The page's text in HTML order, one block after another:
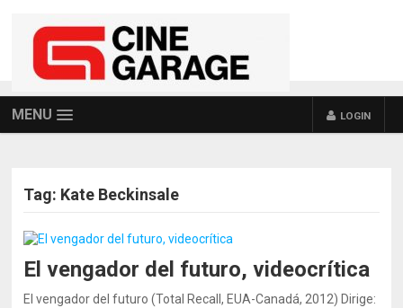
MENU LOGIN
Tag: Kate Beckinsale
El vengador del futuro, videocrítica
El vengador del futuro (Total Recall, EUA-Canadá, 2012) Dirige: